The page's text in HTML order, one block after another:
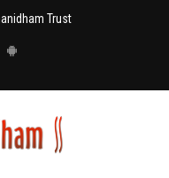
Trust